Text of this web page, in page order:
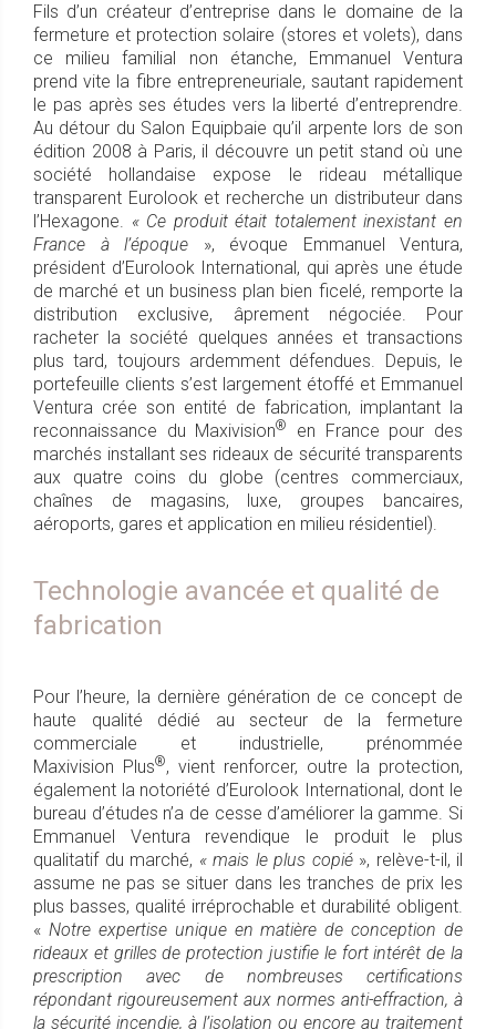
Fils d’un créateur d’entreprise dans le domaine de la
fermeture et protection solaire (stores et volets), dans
ce milieu familial non étanche, Emmanuel Ventura
prend vite la fibre entrepreneuriale, sautant rapidement
le pas après ses études vers la liberté d’entreprendre.
Au détour du Salon Equipbaie qu’il arpente lors de son
édition 2008 à Paris, il découvre un petit stand où une
société hollandaise expose le rideau métallique
transparent Eurolook et recherche un distributeur dans
l’Hexagone. « Ce produit était totalement inexistant en
France à l’époque », évoque Emmanuel Ventura,
président d’Eurolook International, qui après une étude
de marché et un business plan bien ficelé, remporte la
distribution exclusive, âprement négociée. Pour
racheter la société quelques années et transactions
plus tard, toujours ardemment défendues. Depuis, le
portefeuille clients s’est largement étoffé et Emmanuel
Ventura crée son entité de fabrication, implantant la
reconnaissance du Maxivision®
en France pour des
marchés installant ses rideaux de sécurité transparents
aux quatre coins du globe (centres commerciaux,
chaînes de magasins, luxe, groupes bancaires,
aéroports, gares et application en milieu résidentiel).
Technologie avancée et qualité de
fabrication
Pour l’heure, la dernière génération de ce concept de
haute qualité dédié au secteur de la fermeture
commerciale et industrielle, prénommée
Maxivision Plus®, vient renforcer, outre la protection,
également la notoriété d’Eurolook International, dont le
bureau d’études n’a de cesse d’améliorer la gamme. Si
Emmanuel Ventura revendique le produit le plus
qualitatif du marché, « mais le plus copié », relève-t-il, il
assume ne pas se situer dans les tranches de prix les
plus basses, qualité irréprochable et durabilité obligent.
« Notre expertise unique en matière de conception de
rideaux et grilles de protection justifie le fort intérêt de la
prescription avec de nombreuses certifications
répondant rigoureusement aux normes anti-effraction, à
la sécurité incendie, à l’isolation ou encore au traitement